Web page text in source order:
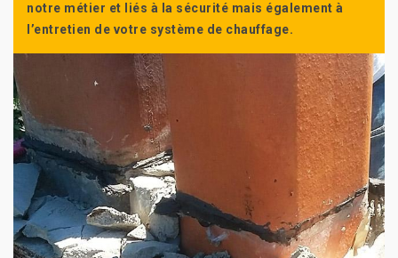
notre métier et liés à la sécurité mais également à
l’entretien de votre système de chauffage.